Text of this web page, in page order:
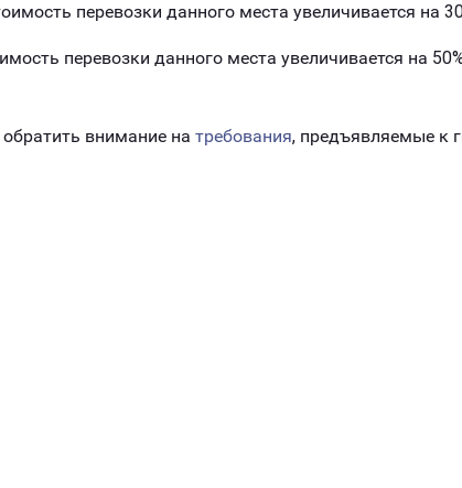
перевозки данного места увеличивается на
перевозки данного места увеличивается на
внимание на требования, предъявляемые к